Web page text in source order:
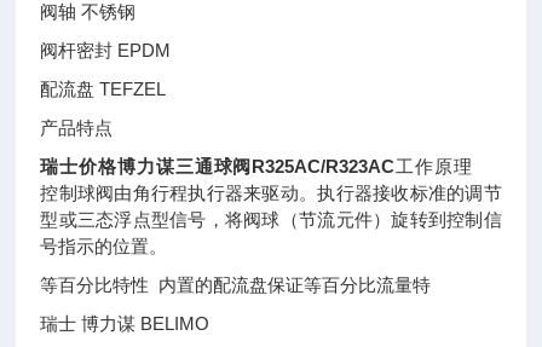
阀轴 不锈钢
阀杆密封 EPDM
配流盘 TEFZEL
产品特点
瑞士价格博力谋三通球阀R325AC/R323AC工作原理
控制球阀由角行程执行器来驱动。执行器接收标准的调节
型或三态浮点型信号，将阀球（节流元件）旋转到控制信
号指示的位置。
等百分比特性 内置的配流盘保证等百分比流量特
瑞士 博力谋 BELIMO